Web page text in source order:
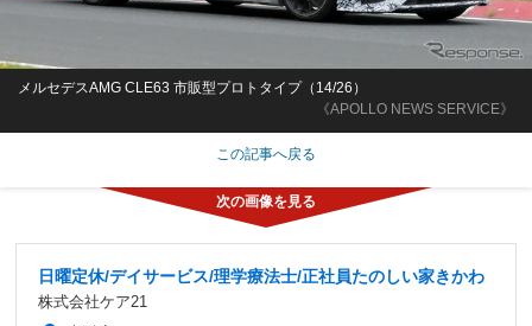
《APOLLO NEWS SERVICE》
メルセデスAMG CLE63 市販型プロトタイプ（14/26）
この記事へ戻る
日曜定休/デイサービス/理学療法士/正社員たのしい家きかわ
株式会社ケア21